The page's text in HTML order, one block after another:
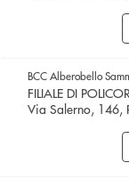
BCC Alberobello
FILIALE DI
Via Salerno, 146,